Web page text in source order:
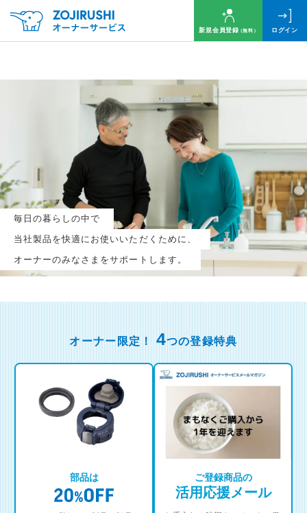
新規会員登録（無料） ログイン
毎日の暮らしの中で
当社製品を快適にお使いいただくために、
オーナーのみなさまをサポートします。
毎月抽選で 名様に
円分のQUOカードプレゼント！
新規会員登録（無料）
ログイン
※新規会員登録または追加製品登録をいただいた方が対象です
※オーナーサービスは日本国内にお住まいの個人の方向けサービスとなります
オーナー限定！ 4つの登録特典
部品は ご登録商品の
活用応援メール